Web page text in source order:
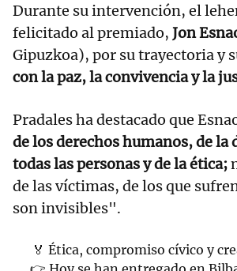
Durante su intervención, el
felicitado al premiado, Jon
Gipuzkoa), por su trayectoria y
con la paz, la convivencia y la
Pradales ha destacado que
de los derechos humanos, de la
todas las personas y de la ética;
de las víctimas, de los que
son invisibles".
🏅 Ética, compromiso cívico y